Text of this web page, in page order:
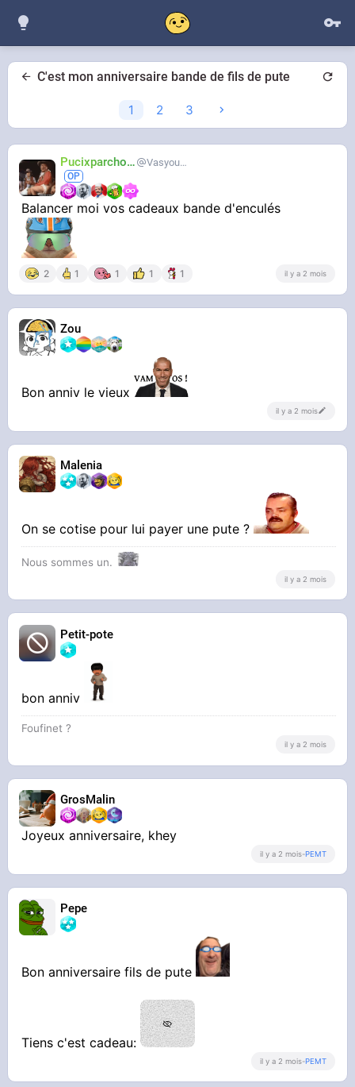
C'est mon anniversaire bande de fils de pute
1 2 3
Pucixparchoix Vasyouioui_
Balancer moi vos cadeaux bande d'enculés
2 1 1 1 1 il y a 2 mois
Zou
Bon anniv le vieux
il y a 2 mois
Malenia
On se cotise pour lui payer une pute ?
Nous sommes un.
il y a 2 mois
Petit-pote
bon anniv
Foufinet ?
il y a 2 mois
GrosMalin
Joyeux anniversaire, khey
il y a 2 mois-PEMT
Pepe
Bon anniversaire fils de pute
Tiens c'est cadeau:
il y a 2 mois-PEMT